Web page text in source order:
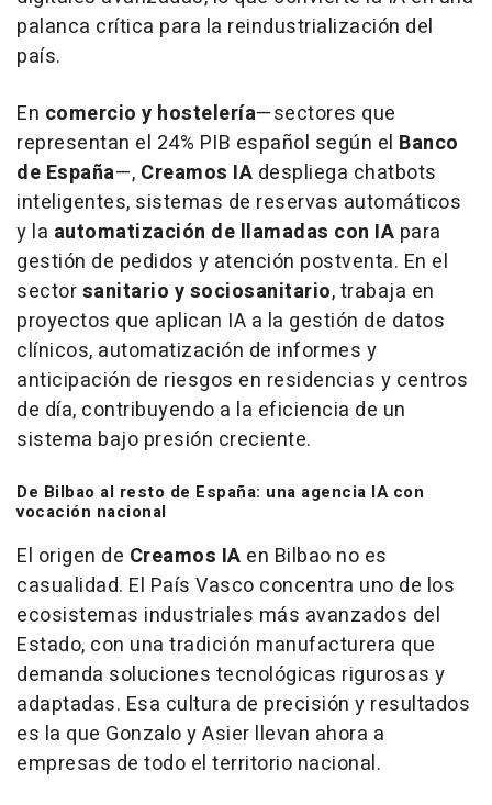
palanca crítica para la reindustrialización del
país.
En comercio y hostelería—sectores que
representan el 24% PIB español según el Banco
de España—, Creamos IA despliega chatbots
inteligentes, sistemas de reservas automáticos
y la automatización de llamadas con IA para
gestión de pedidos y atención postventa. En el
sectorsanitario y sociosanitario, trabaja en
proyectos que aplican IA a la gestión de datos
clínicos, automatización de informes y
anticipación de riesgos en residencias y centros
de día, contribuyendo a la eficiencia de un
sistema bajo presión creciente.
De Bilbao al resto de España: una agencia IA con
vocación nacional
El origen de Creamos IA en Bilbao no es
casualidad. El País Vasco concentra uno de los
ecosistemas industriales más avanzados del
Estado, con una tradición manufacturera que
demanda soluciones tecnológicas rigurosas y
adaptadas. Esa cultura de precisión y resultados
es la que Gonzalo y Asier llevan ahora a
empresas de todo el territorio nacional.